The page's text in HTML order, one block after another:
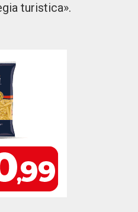
turistica».